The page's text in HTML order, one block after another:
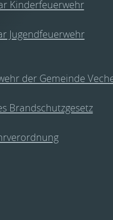
Kinderfeuerwehr
Jugendfeuerwehr
der Gemeinde
Brandschutzgesetz